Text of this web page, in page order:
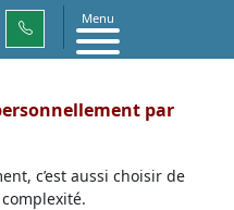
Menu
par
c’est aussi choisir de